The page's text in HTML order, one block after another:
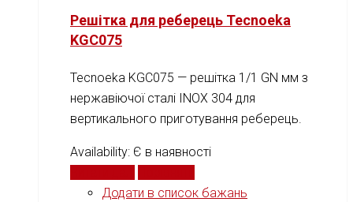
Решітка для реберець Tecnoeka
KGC075
Tecnoeka KGC075 — решітка 1/1 GN мм з
нержавіючої сталі INOX 304 для
вертикального приготування реберець.
Availability: Є в наявності
Додати в список бажань